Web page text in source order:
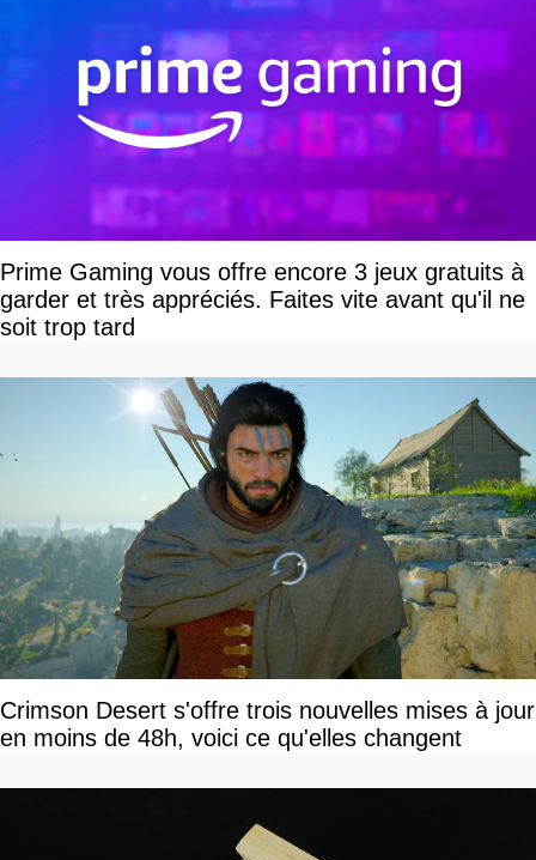
Prime Gaming vous offre encore 3 jeux gratuits à
garder et très appréciés. Faites vite avant qu'il ne
soit trop tard
Crimson Desert s'offre trois nouvelles mises à jour
en moins de 48h, voici ce qu'elles changent